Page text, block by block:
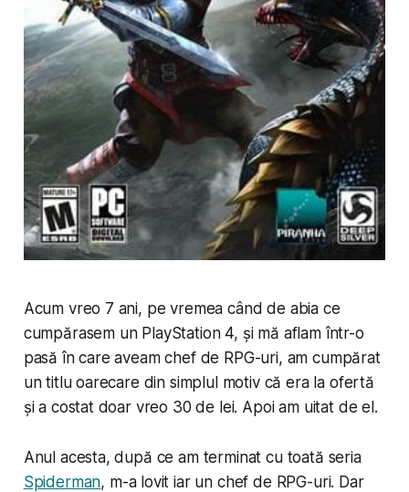
Acum vreo 7 ani, pe vremea când de abia ce
cumpărasem un PlayStation 4, și mă aflam într-o
pasă în care aveam chef de RPG-uri, am cumpărat
un titlu oarecare din simplul motiv că era la ofertă
și a costat doar vreo 30 de lei. Apoi am uitat de el.
Anul acesta, după ce am terminat cu toată seria
Spiderman, m-a lovit iar un chef de RPG-uri. Dar